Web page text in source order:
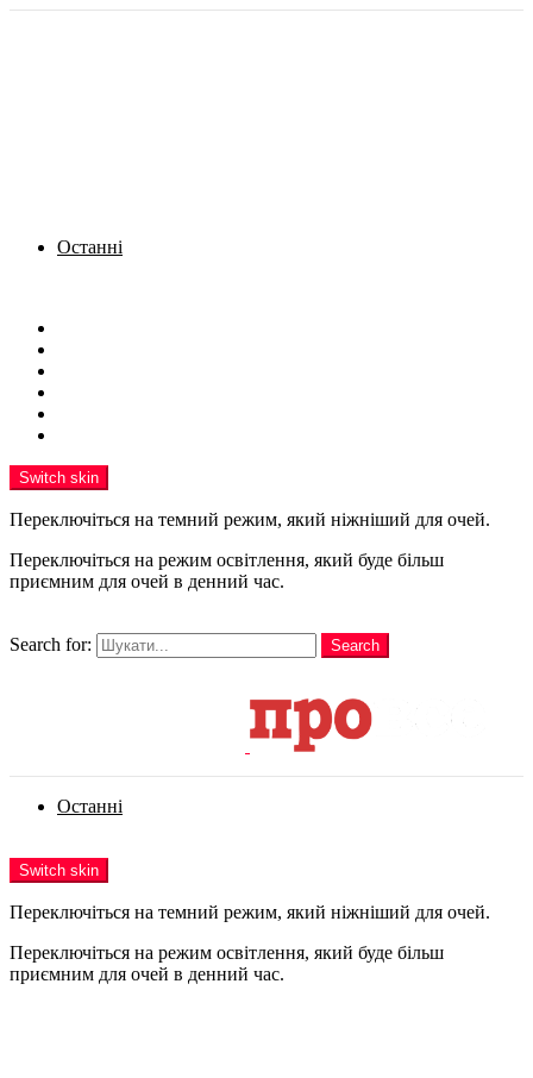
Останні
Switch skin
Переключіться на темний режим, який ніжніший для очей.
Переключіться на режим освітлення, який буде більш
приємним для очей в денний час.
Search for:
Search
Останні
Switch skin
Переключіться на темний режим, який ніжніший для очей.
Переключіться на режим освітлення, який буде більш
приємним для очей в денний час.